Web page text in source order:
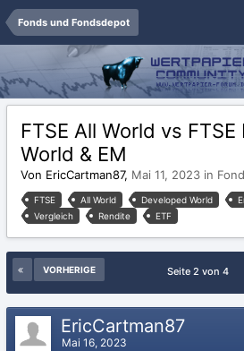
Fonds und Fondsdepot
FTSE All World vs
World & EM
Von EricCartman87, Mai 11, 2023 in
FTSE All World Developed World
Vergleich
Rendite ETF
VORHERIGE Seite 2 von 4
EricCartman87
Mai 16, 2023